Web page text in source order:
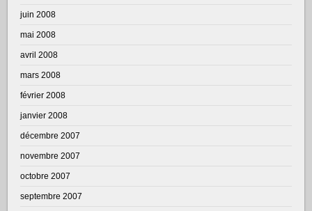
juin 2008
mai 2008
avril 2008
mars 2008
février 2008
janvier 2008
décembre 2007
novembre 2007
octobre 2007
septembre 2007